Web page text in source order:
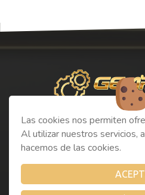
Las cookies nos permiten
Al utilizar nuestros servicios,
hacemos de las cookies.+34 657
+34 657